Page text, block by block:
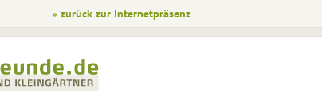
» zurück zur Internetpräsenz